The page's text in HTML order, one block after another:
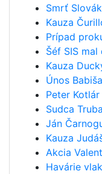
Smrť
Kauza
Prípad
Šéf SIS
Kauza
Únos
Peter Kotlár
Sudca
Ján
Kauza
Akcia
Havárie